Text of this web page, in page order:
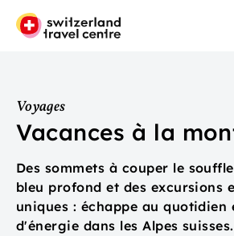
Voyages
Vacances à la
Des sommets à couper le
bleu profond et des excursions
uniques : échappe au quotidien
d'énergie dans les Alpes